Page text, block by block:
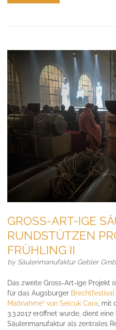
GROSS-ART-IGE
RUNDSTÜTZEN
FRÜHLING II
by Säulenmanufaktur Gebler
Das zweite Gross-Art-ige Projekt
für das Augsburger Brechtfestival
Maßnahme“ von Selcuk Cara, mit
3.3.2017 eröffnet wurde, dient
Säulenmanufaktur als zentrales